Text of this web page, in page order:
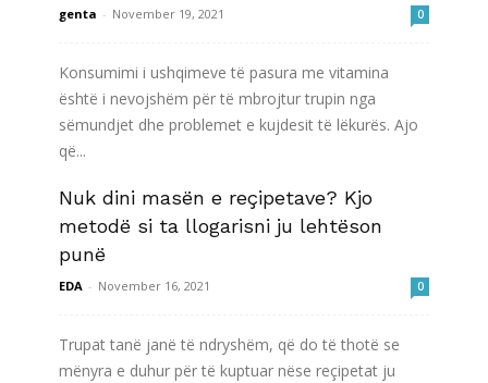
genta - November 19, 2021 0
Konsumimi i ushqimeve të pasura me vitamina
është i nevojshëm për të mbrojtur trupin nga
sëmundjet dhe problemet e kujdesit të lëkurës. Ajo
që...
Lexo më shumë
Nuk dini masën e reçipetave? Kjo
metodë si ta llogarisni ju lehtëson
punë
EDA - November 16, 2021 0
Trupat tanë janë të ndryshëm, që do të thotë se
mënyra e duhur për të kuptuar nëse reçipetat ju